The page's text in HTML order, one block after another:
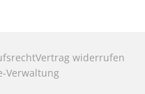
Vertrag widerrufen
Verwaltung